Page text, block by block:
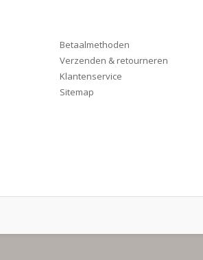
Betaalmethoden
Verzenden & retourneren
Klantenservice
Sitemap